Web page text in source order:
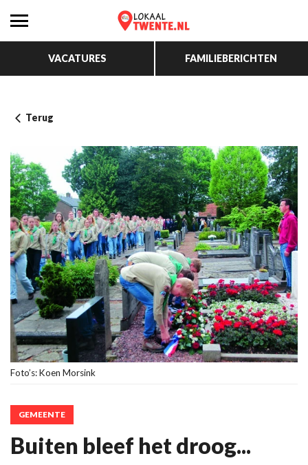
VACATURES FAMILIEBERICHTEN
Terug
Foto’s: Koen Morsink
GEMEENTE
Buiten bleef het droog...